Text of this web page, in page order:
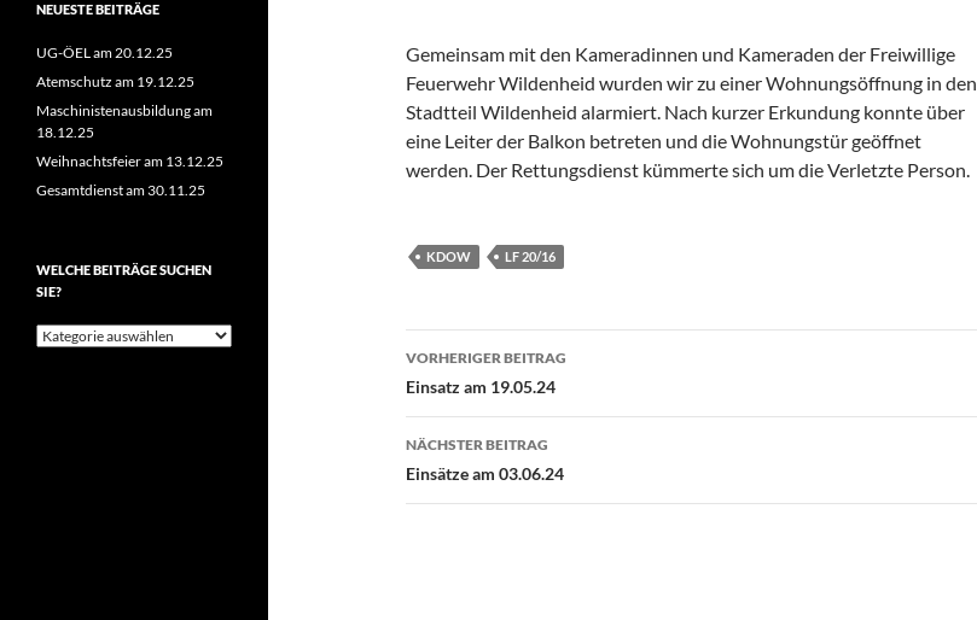
Gemeinsam mit den Kameradinnen und Kameraden der Freiwillige
Feuerwehr Wildenheid wurden wir zu einer Wohnungsöffnung in den
Stadtteil Wildenheid alarmiert. Nach kurzer Erkundung konnte über
eine Leiter der Balkon betreten und die Wohnungstür geöffnet
werden. Der Rettungsdienst kümmerte sich um die Verletzte Person.
KDOW LF 20/16
Beitragsnavigation
VORHERIGER BEITRAG
Einsatz am 19.05.24
NÄCHSTER BEITRAG
Einsätze am 03.06.24
NEUESTE BEITRÄGE
UG-ÖEL am 20.12.25
Atemschutz am 19.12.25
Maschinistenausbildung am
18.12.25
Weihnachtsfeier am 13.12.25
Gesamtdienst am 30.11.25
WELCHE BEITRÄGE SUCHEN
SIE?
Welche